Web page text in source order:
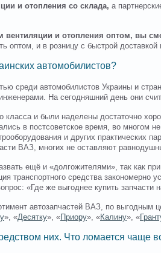
и отопления со склада, а
вентиляции и отопления оптом, вы
оптом, и в розницу с быстрой доставкой
автомобилистов?
среди автомобилистов Украины и
На сегодняшний день они
класса и были наделены достаточно
в постсоветское время, во многом
и других практических
ВАЗ, многих не оставляют
ещё и «долгожителями», так как
транспортного средства закономерно
«Где же выгоднее купить запчасти
автозапчастей ВАЗ, по выгодным
», «Десятку», «Приору», «Калину», «
них. Что ломается чаще